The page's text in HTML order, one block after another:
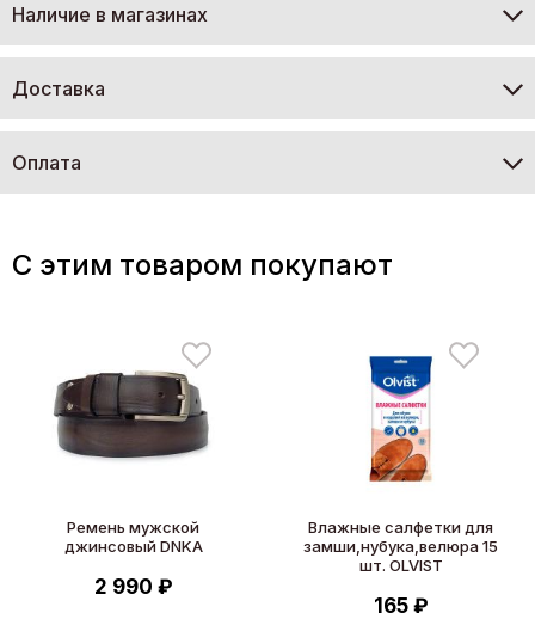
Наличие в магазинах
Доставка
Оплата
C этим товаром покупают
Ремень мужской
джинсовый DNKA
2 990 ₽
Влажные салфетки для
замши,нубука,велюра 15
шт. OLVIST
165 ₽